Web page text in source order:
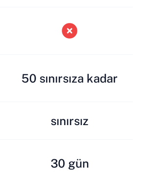
50 sınırsıza kadar
sınırsız
30 gün